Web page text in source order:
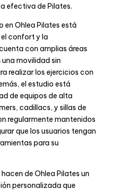
efectiva de Pilates.
en Ohlea Pilates está
confort y la
con amplias áreas
movilidad sin
realizar los ejercicios con
el estudio está
de equipos de alta
cadillacs, y sillas de
regularmente mantenidos
que los usuarios tengan
para su
de Ohlea Pilates un
personalizada que